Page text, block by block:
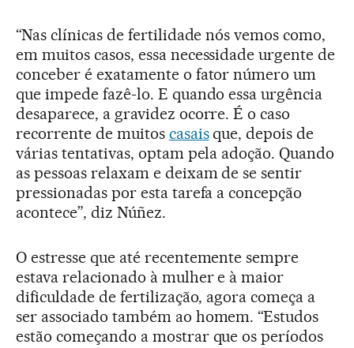
“Nas clínicas de fertilidade nós vemos como,
em muitos casos, essa necessidade urgente de
conceber é exatamente o fator número um
que impede fazê-lo. E quando essa urgência
desaparece, a gravidez ocorre. É o caso
recorrente de muitos casaisque, depois de
várias tentativas, optam pela adoção. Quando
as pessoas relaxam e deixam de se sentir
pressionadas por esta tarefa a concepção
acontece”, diz Núñez.
O estresse que até recentemente sempre
estava relacionado à mulher e à maior
dificuldade de fertilização, agora começa a
ser associado também ao homem. “Estudos
estão começando a mostrar que os períodos